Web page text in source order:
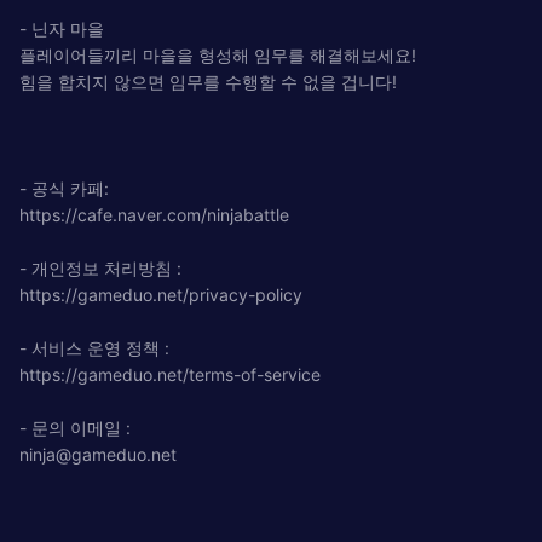
- 닌자 마을
플레이어들끼리 마을을 형성해 임무를 해결해보세요!
힘을 합치지 않으면 임무를 수행할 수 없을 겁니다!
- 공식 카페:
https://cafe.naver.com/ninjabattle
- 개인정보 처리방침 :
https://gameduo.net/privacy-policy
- 서비스 운영 정책 :
https://gameduo.net/terms-of-service
- 문의 이메일 :
ninja@gameduo.net